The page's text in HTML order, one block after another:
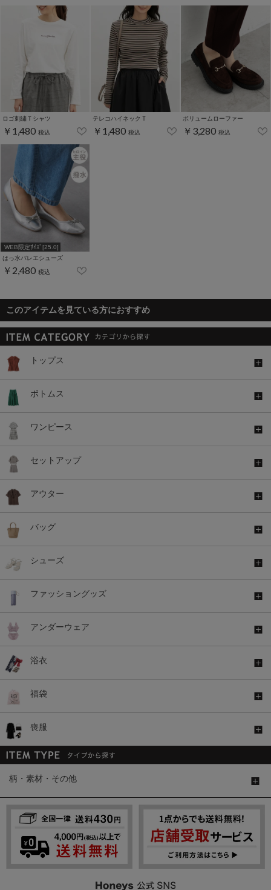
ロゴ刺繍Ｔシャツ
￥1,480 税込
テレコハイネックＴ
￥1,480 税込
ボリュームローファー
￥3,280 税込
WEB限定ｻｲｽﾞ[25.0]
はっ水バレエシューズ
￥2,480 税込
このアイテムを見ている方におすすめ
トップス
ボトムス
ワンピース
セットアップ
アウター
バッグ
シューズ
ファッショングッズ
アンダーウェア
浴衣
福袋
喪服
柄・素材・その他